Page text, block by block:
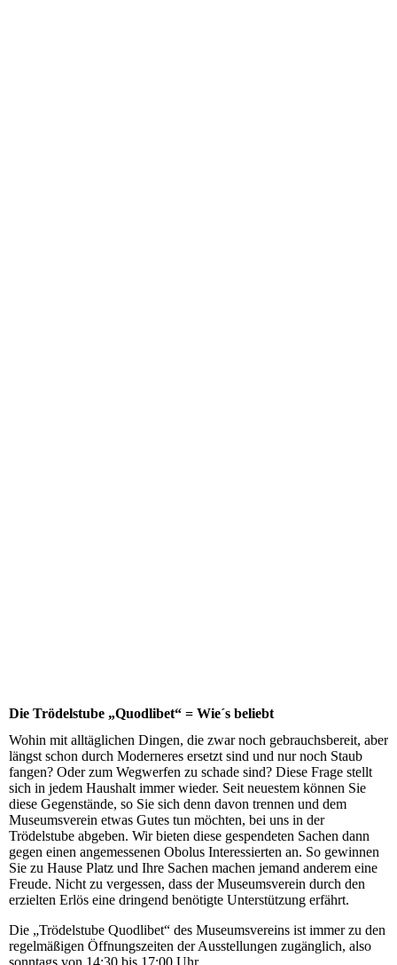
Die Trödelstube „Quodlibet“ = Wie´s beliebt
Wohin mit alltäglichen Dingen, die zwar noch gebrauchsbereit, aber
längst schon durch Moderneres ersetzt sind und nur noch Staub
fangen? Oder zum Wegwerfen zu schade sind? Diese Frage stellt
sich in jedem Haushalt immer wieder. Seit neuestem können Sie
diese Gegenstände, so Sie sich denn davon trennen und dem
Museumsverein etwas Gutes tun möchten, bei uns in der
Trödelstube abgeben. Wir bieten diese gespendeten Sachen dann
gegen einen angemessenen Obolus Interessierten an. So gewinnen
Sie zu Hause Platz und Ihre Sachen machen jemand anderem eine
Freude. Nicht zu vergessen, dass der Museumsverein durch den
erzielten Erlös eine dringend benötigte Unterstützung erfährt.
Die „Trödelstube Quodlibet“ des Museumsvereins ist immer zu den
regelmäßigen Öffnungszeiten der Ausstellungen zugänglich, also
sonntags von 14:30 bis 17:00 Uhr.